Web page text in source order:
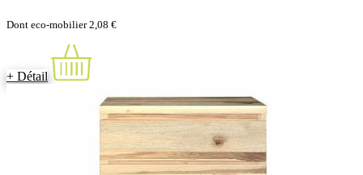
Dont eco-mobilier 2,08 €
+ Détail